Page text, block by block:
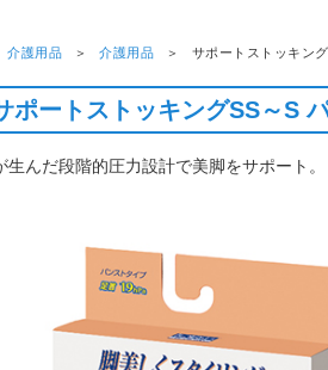
介護用品 介護用品 サポートストッキン
ポートストッキングSS～S
生んだ段階的圧力設計で美脚をサポート。